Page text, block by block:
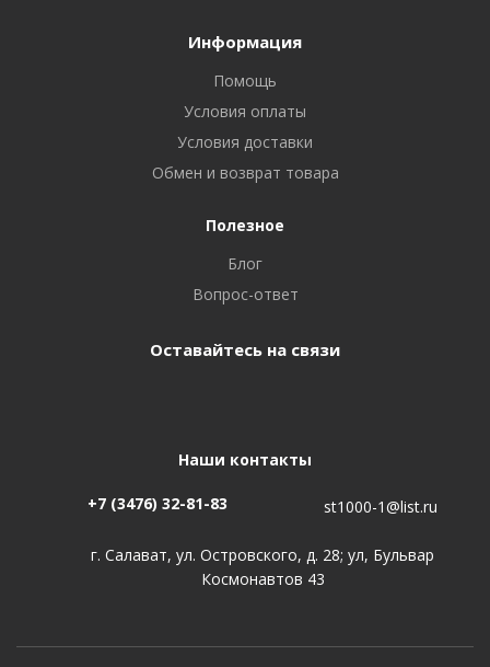
Информация
Помощь
Условия оплаты
Условия доставки
Обмен и возврат товара
Полезное
Блог
Вопрос-ответ
Оставайтесь на связи
Наши контакты
+7 (3476) 32-81-83 st1000-1@list.ru
г. Салават, ул. Островского, д. 28; ул, Бульвар
Космонавтов 43